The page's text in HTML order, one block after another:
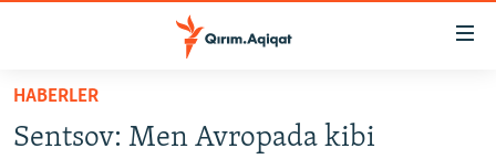
Esas
qaytmaq
HABERLER
Sentsov: Men Avropada kibi